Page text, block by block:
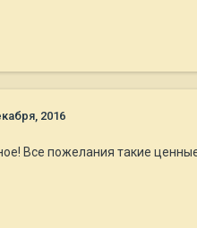
2016
Все пожелания такие